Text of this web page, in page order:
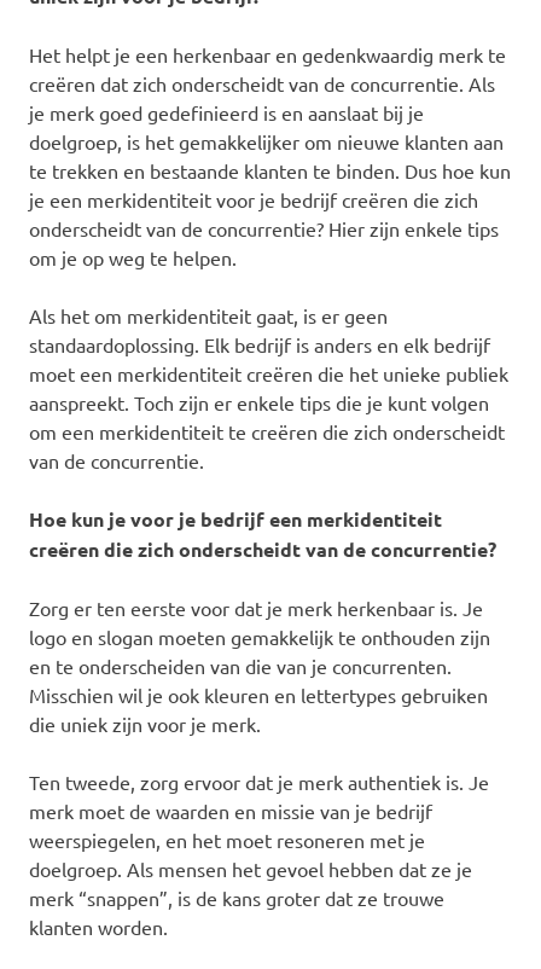
Het helpt je een herkenbaar en gedenkwaardig merk te
creëren dat zich onderscheidt van de concurrentie. Als
je merk goed gedefinieerd is en aanslaat bij je
doelgroep, is het gemakkelijker om nieuwe klanten aan
te trekken en bestaande klanten te binden. Dus hoe kun
je een merkidentiteit voor je bedrijf creëren die zich
onderscheidt van de concurrentie? Hier zijn enkele tips
om je op weg te helpen.
Als het om merkidentiteit gaat, is er geen
standaardoplossing. Elk bedrijf is anders en elk bedrijf
moet een merkidentiteit creëren die het unieke publiek
aanspreekt. Toch zijn er enkele tips die je kunt volgen
om een merkidentiteit te creëren die zich onderscheidt
van de concurrentie.
Hoe kun je voor je bedrijf een merkidentiteit
creëren die zich onderscheidt van de concurrentie?
Zorg er ten eerste voor dat je merk herkenbaar is. Je
logo en slogan moeten gemakkelijk te onthouden zijn
en te onderscheiden van die van je concurrenten.
Misschien wil je ook kleuren en lettertypes gebruiken
die uniek zijn voor je merk.
Ten tweede, zorg ervoor dat je merk authentiek is. Je
merk moet de waarden en missie van je bedrijf
weerspiegelen, en het moet resoneren met je
doelgroep. Als mensen het gevoel hebben dat ze je
merk “snappen”, is de kans groter dat ze trouwe
klanten worden.